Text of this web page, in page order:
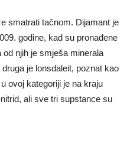
smatrati tačnom. Dijamant je
godine, kad su pronađene
njih je smješa minerala
je lonsdaleit, poznat kao
ovoj kategoriji je na kraju
ali sve tri supstance su